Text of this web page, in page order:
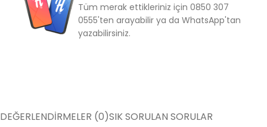
Tüm merak ettikleriniz için 0850 307
0555'ten arayabilir ya da WhatsApp'tan
yazabilirsiniz.
DEĞERLENDIRMELER (0)SIK SORULAN SORULAR